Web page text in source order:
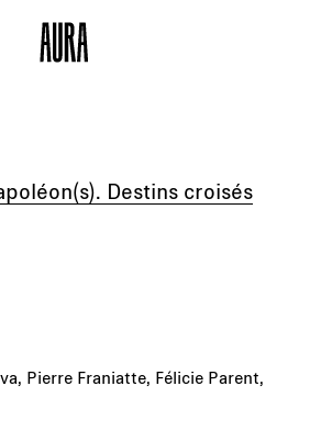
Destins croisés
Pierre Franiatte, Félicie Parent,